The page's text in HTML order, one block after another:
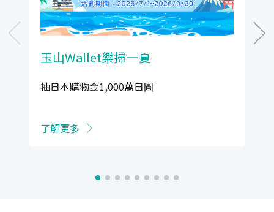
玉山Wallet樂掃一夏
抽日本購物金1,000萬日圓
了解更多